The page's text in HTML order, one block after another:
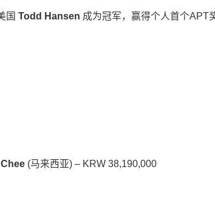
国 Todd Hansen 成为冠军，赢得个人首个APT
(马来西亚) – KRW 38,190,000